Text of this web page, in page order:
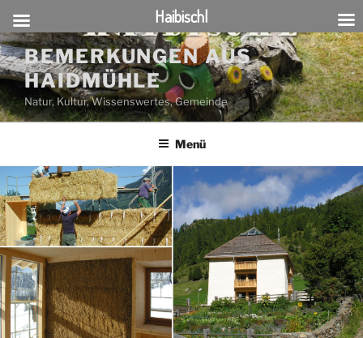
Zum
Inhalt
springen
BEMERKUNGEN AUS
HAIDMÜHLE
Natur, Kultur, Wissenswertes, Gemeinde
Menü
Haibischl